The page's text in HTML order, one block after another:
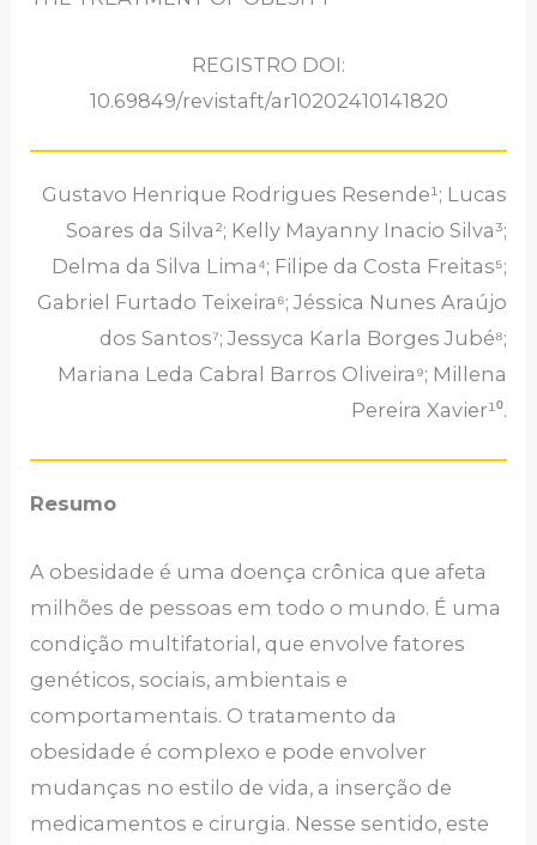
REGISTRO DOI:
10.69849/revistaft/ar10202410141820
Gustavo Henrique Rodrigues Resende¹; Lucas
Soares da Silva²; Kelly Mayanny Inacio Silva³;
Delma da Silva Lima⁴; Filipe da Costa Freitas⁵;
Gabriel Furtado Teixeira⁶; Jéssica Nunes Araújo
dos Santos⁷; Jessyca Karla Borges Jubé⁸;
Mariana Leda Cabral Barros Oliveira⁹; Millena
Pereira Xavier¹⁰.
Resumo
A obesidade é uma doença crônica que afeta
milhões de pessoas em todo o mundo. É uma
condição multifatorial, que envolve fatores
genéticos, sociais, ambientais e
comportamentais. O tratamento da
obesidade é complexo e pode envolver
mudanças no estilo de vida, a inserção de
medicamentos e cirurgia. Nesse sentido, este